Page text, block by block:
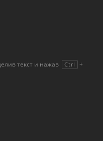
текст и нажав Ctrl +